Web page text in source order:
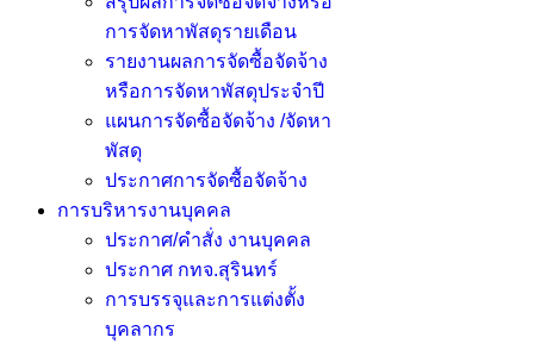
การจัดหาพัสดุรายเดือน
รายงานผลการจัดซื้อจัดจ้าง
หรือการจัดหาพัสดุประจำปี
แผนการจัดซื้อจัดจ้าง /จัดหา
พัสดุ
ประกาศการจัดซื้อจัดจ้าง
การบริหารงานบุคคล
ประกาศ/คำสั่ง งานบุคคล
ประกาศ กทจ.สุรินทร์
การบรรจุและการแต่งตั้ง
บุคลากร